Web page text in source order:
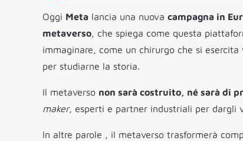
Oggi Meta lancia una nuova campagna in
metaverso, che spiega come questa
immaginare, come un chirurgo che si
per studiarne la storia.
Il metaverso non sarà costruito, né sarà di
maker, esperti e partner industriali per dargli
In altre parole , il metaverso trasformerà